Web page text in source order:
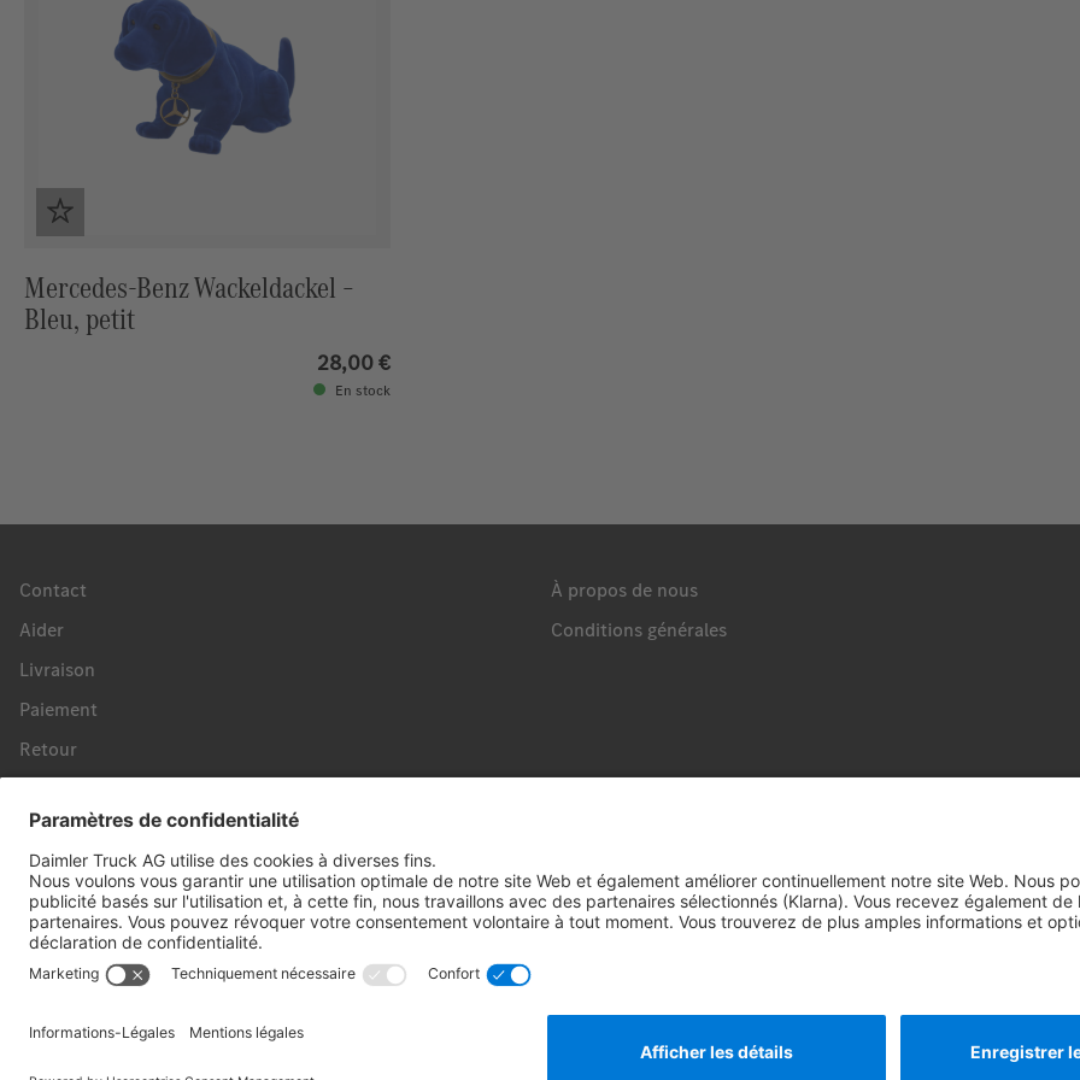
Mercedes‑Benz Wackeldackel –
Bleu, petit
28,00 €
En stock
Contact
Aider
Livraison
Paiement
Retour
À propos de nous
Conditions générales
Révoquer un contrat
Payez en toute sécurité avec :
et